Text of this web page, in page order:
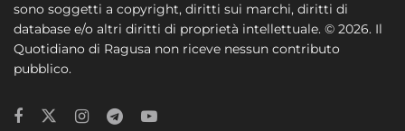
sono soggetti a copyright, diritti sui marchi, diritti di
database e/o altri diritti di proprietà intellettuale. © 2026. Il
Quotidiano di Ragusa non riceve nessun contributo
pubblico.